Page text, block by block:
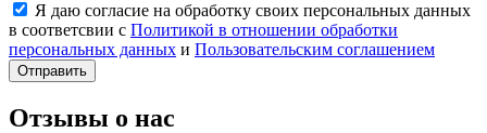
Я даю согласие на обработку своих персональных данных
в соответсвии с Политикой в отношении обработки
персональных данных и Пользовательским соглашением
Отправить
Отзывы о нас